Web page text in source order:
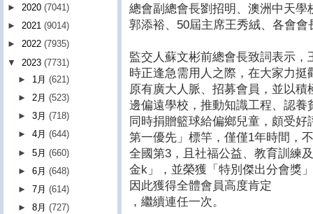
總會副總會長劉招明、澳洲中天
郭添裕、50屆主席王秀絨、各會
監交人蘇文彬前總會長致詞表示
時正逢急需用人之際，在大家力
原有廣大人脈、招募會員，並以
邊偏遠學校，推動知識工程、認
同時捐贈籃球給偏鄉兒童，頗受
第一優先」標竿，僅僅1年時間，
全國第3，且社福公益、教育訓練
金k」，並榮獲「特別傑出分會獎
因此獲得全體會員高度肯定
，繼續連任一次。
► 2020 (7041)
► 2021 (9014)
► 2022 (7935)
▼ 2023 (7731)
► 1月(621)
► 2月(523)
►3月(718)
►4月(644)
►5月(660)
►6月(648)
►7月(614)
►8月(727)